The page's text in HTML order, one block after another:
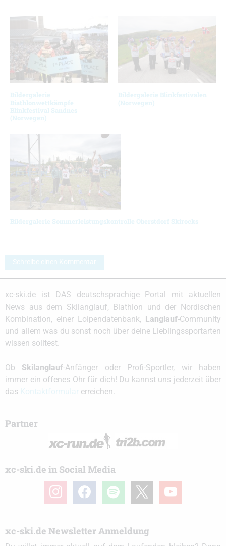
Bildergalerie
Biathlonwettkämpfe
Blinkfestival Sandnes
(Norwegen)
Bildergalerie Blinkfestivalen
(Norwegen)
Bildergalerie Sommerleistungskontrolle Oberstdorf Skirocks
Schreibe einen Kommentar
xc-ski.de ist DAS deutschsprachige Portal mit aktuellen
News aus dem Skilanglauf, Biathlon und der Nordischen
Kombination, einer Loipendatenbank, Langlauf-Community
und allem was du sonst noch über deine Lieblingssportarten
wissen solltest.
Ob Skilanglauf-Anfänger oder Profi-Sportler, wir haben
immer ein offenes Ohr für dich! Du kannst uns jederzeit über
das
erreichen.
Partner
xc-ski.de in Social Media
instagramfacebook spotify youtube
xc-ski.de Newsletter Anmeldung